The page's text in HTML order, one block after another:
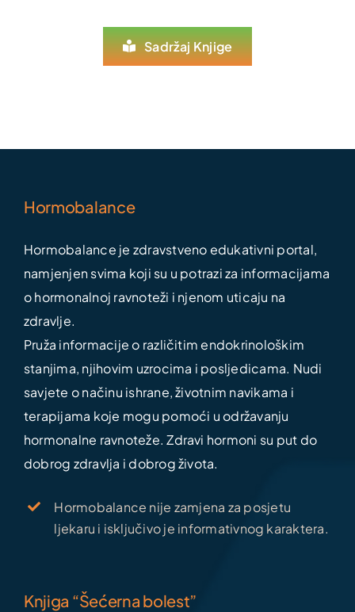
Sadržaj Knjige
Hormobalance
Hormobalance je zdravstveno edukativni portal,
namjenjen svima koji su u potrazi za informacijama
o hormonalnoj ravnoteži i njenom uticaju na
zdravlje.
Pruža informacije o različitim endokrinološkim
stanjima, njihovim uzrocima i posljedicama. Nudi
savjete o načinu ishrane, životnim navikama i
terapijama koje mogu pomoći u održavanju
hormonalne ravnoteže. Zdravi hormoni su put do
dobrog zdravlja i dobrog života.
Hormobalance nije zamjena za posjetu
ljekaru i isključivo je informativnog karaktera.
Knjiga “Šećerna bolest”